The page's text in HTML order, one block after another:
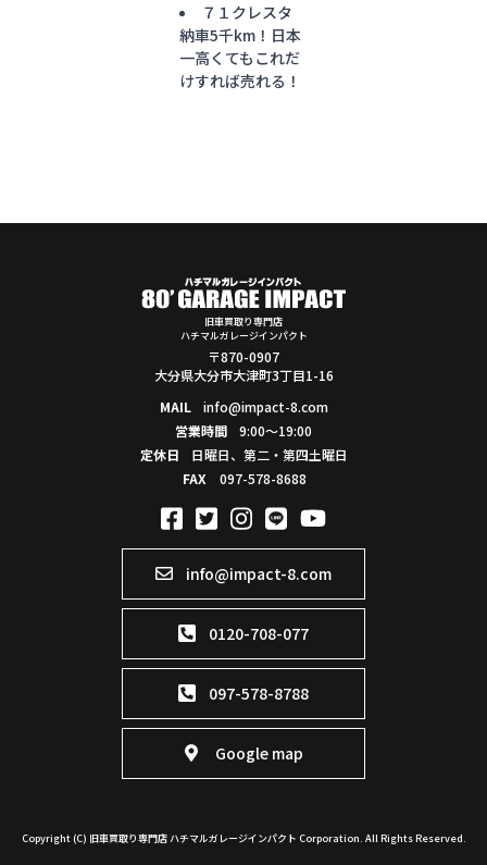
７１クレスタ
納車5千km！日本
一高くてもこれだ
けすれば売れる！
旧車買取り専門店
ハチマルガレージインパクト
〒870-0907
大分県大分市大津町3丁目1-16
MAIL
info@impact-8.com
営業時間
9:00～19:00
定休日
日曜日、第二・第四土曜日
FAX
097-578-8688
info@impact-8.com
0120-708-077
097-578-8788
Google map
Copyright (C) 旧車買取り専門店 ハチマルガレージインパクト Corporation. All Rights Reserved.